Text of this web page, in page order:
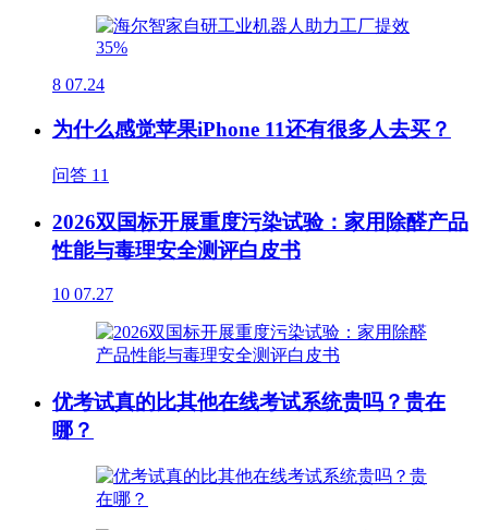
8 07.24
为什么感觉苹果iPhone 11还有很多人去买？
问答 11
2026双国标开展重度污染试验：家用除醛产品
性能与毒理安全测评白皮书
10 07.27
优考试真的比其他在线考试系统贵吗？贵在
哪？